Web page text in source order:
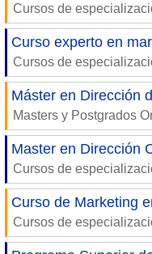
Cursos de
Curso experto en
Cursos de
Máster en Dirección
Masters y Postgrados
Master en Dirección
Cursos de
Curso de Marketing
Cursos de